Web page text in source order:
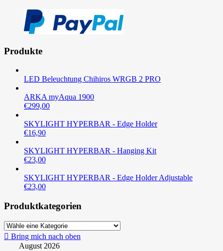
Produkte
LED Beleuchtung Chihiros WRGB 2 PRO
ARKA myAqua 1900
€299,00
SKYLIGHT HYPERBAR - Edge Holder
€16,90
SKYLIGHT HYPERBAR - Hanging Kit
€23,00
SKYLIGHT HYPERBAR - Edge Holder Adjustable
€23,00
Produktkategorien
Bring mich nach oben
August 2026